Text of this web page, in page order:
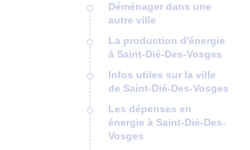
Déménager dans une
autre ville
La production d'énergie
à Saint-Dié-Des-Vosges
Infos utiles sur la ville
de Saint-Dié-Des-Vosges
Les dépenses en
énergie à Saint-Dié-Des-
Vosges